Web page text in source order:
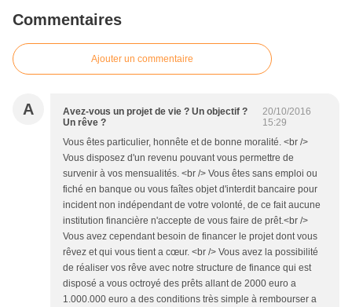
Commentaires
Ajouter un commentaire
A
Avez-vous un projet de vie ? Un objectif ?
Un rêve ?
20/10/2016
15:29
Vous êtes particulier, honnête et de bonne moralité. <br />
Vous disposez d'un revenu pouvant vous permettre de
survenir à vos mensualités. <br /> Vous êtes sans emploi ou
fiché en banque ou vous faîtes objet d'interdit bancaire pour
incident non indépendant de votre volonté, de ce fait aucune
institution financière n'accepte de vous faire de prêt.<br />
Vous avez cependant besoin de financer le projet dont vous
rêvez et qui vous tient a cœur. <br /> Vous avez la possibilité
de réaliser vos rêve avec notre structure de finance qui est
disposé a vous octroyé des prêts allant de 2000 euro a
1.000.000 euro a des conditions très simple à rembourser a